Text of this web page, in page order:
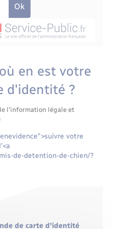
en est votre
d'identité ?
l'information légale et
votre
de-detention-de-chien/?
de carte d'identité